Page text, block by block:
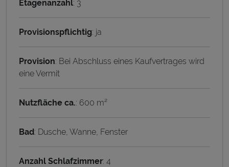
Etagenanzahl: 3
Provisionspflichtig: ja
Provision: Bei Abschluss eines Kaufvertrages wird
eine Vermit
Nutzfläche ca.: 600 m²
Bad: Dusche, Wanne, Fenster
Anzahl Schlafzimmer: 4